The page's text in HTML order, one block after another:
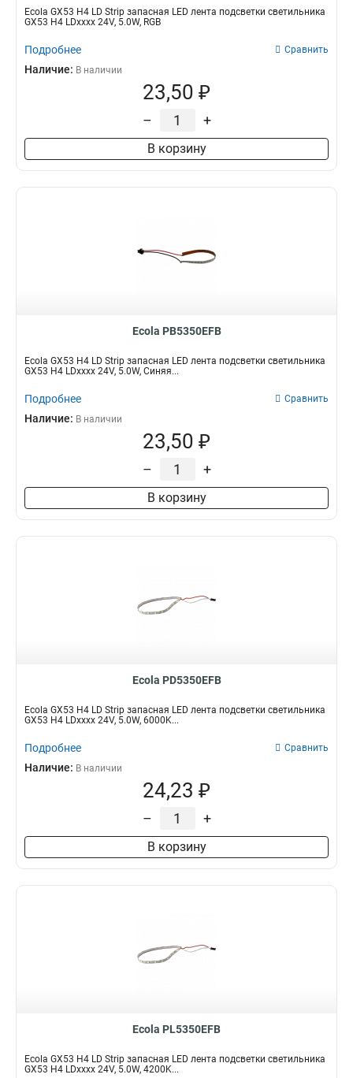
Ecola GX53 H4 LD Strip запасная LED лента подсветки светильника
GX53 H4 LDxxxx 24V, 5.0W, RGB
Подробнее Сравнить
Наличие: В наличии
23,50 ₽
– +
В корзину
Ecola PB5350EFB
Ecola GX53 H4 LD Strip запасная LED лента подсветки светильника
GX53 H4 LDxxxx 24V, 5.0W, Синяя...
Подробнее Сравнить
Наличие: В наличии
23,50 ₽
– +
В корзину
Ecola PD5350EFB
Ecola GX53 H4 LD Strip запасная LED лента подсветки светильника
GX53 H4 LDxxxx 24V, 5.0W, 6000K...
Подробнее Сравнить
Наличие: В наличии
24,23 ₽
– +
В корзину
Ecola PL5350EFB
Ecola GX53 H4 LD Strip запасная LED лента подсветки светильника
GX53 H4 LDxxxx 24V, 5.0W, 4200K...